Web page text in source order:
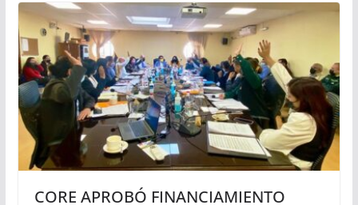
CORE APROBÓ FINANCIAMIENTO